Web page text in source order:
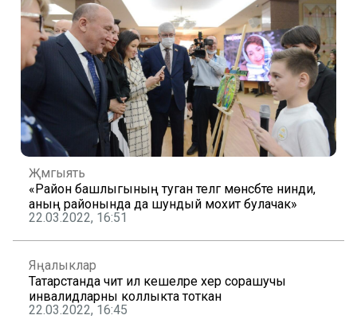
Җәмгыять
«Район башлыгының туган телгә мөнәсәбәте нинди,
аның районында да шундый мохит булачак»
22.03.2022, 16:51
Яңалыклар
Татарстанда чит ил кешеләре хәер сорашучы
инвалидларны коллыкта тоткан
22.03.2022, 16:45